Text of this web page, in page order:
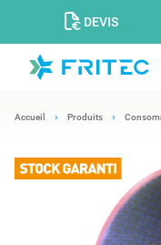
DEVIS
Accueil Produits